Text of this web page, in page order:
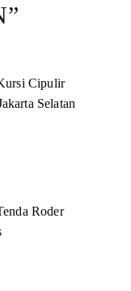
”
Cipulir
Selatan
Roder